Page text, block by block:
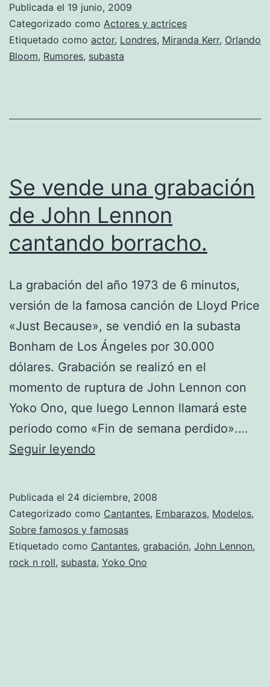
una
cita
Publicada el 19 junio, 2009
Categorizado como Actores y actrices
Etiquetado como actor, Londres, Miranda Kerr, Orlando
Bloom, Rumores, subasta
Se vende una grabación
de John Lennon
cantando borracho.
La grabación del año 1973 de 6 minutos,
versión de la famosa canción de Lloyd Price
«Just Because», se vendió en la subasta
Bonham de Los Ángeles por 30.000
dólares. Grabación se realizó en el
momento de ruptura de John Lennon con
Yoko Ono, que luego Lennon llamará este
periodo como «Fin de semana perdido».…
Seguir leyendo
grabación
de
John
Lennon
Publicada el 24 diciembre, 2008
Categorizado como Cantantes, Embarazos, Modelos,
Sobre famosos y famosas
Etiquetado como Cantantes, grabación, John Lennon,
rock n roll, subasta, Yoko Ono